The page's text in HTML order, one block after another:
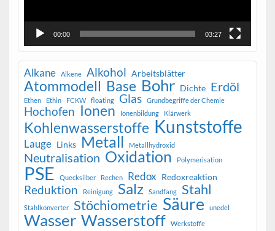
00:00 03:27
Alkane Alkene Alkohol Arbeitsblätter
Atommodell Base Bohr Dichte Erdöl
Ethen Ethin FCKW floating Glas Grundbegriffe der Chemie
Hochofen Ionen Ionenbildung Klärwerk
Kohlenwasserstoffe Kunststoffe
Lauge Links Metall Metallhydroxid
Neutralisation Oxidation Polymerisation
PSE Quecksilber Rechen Redox Redoxreaktion
Reduktion Reinigung Salz Sandfang Stahl
Stahlkonverter Stöchiometrie Säure unedel
Wasser Wasserstoff Werkstoffe